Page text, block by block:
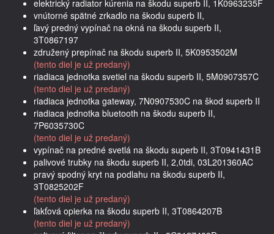
elektrický radiator kúrenia na škodu superb II, 1K0963235F
vnútorné spätné zrkadlo na škodu superb II,
ľavý predný vypínač na okná na škodu superb II,
3T0867197
združený prepínač na škodu superb II, 5K0953502M
(tento diel je už predaný)
riadiaca jednotka svetiel na škodu superb II, 5M0907357C
(tento diel je už predaný)
riadiaca jednotka gateway, 7N0907530C na škod superb II
riadiaca jednotka bluetooth na škodu superb II,
7P6035730C
(tento diel je už predaný)
vypínač na predné svetlá na škodu superb II, 3T0941431B
palivové trubky na škodu superb II, 2,0tdi, 03L201360AC
pravý spodný kryt na podlahu na škodu superb II,
3T0825202F
(tento diel je už predaný)
ľakťová opierka na škodu superb II, 3T0864207B
(tento diel je už predaný)